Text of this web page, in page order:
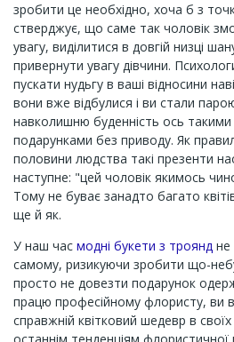
зробити це необхідно, хоча б з
стверджує, що саме так чоловік
увагу, виділитися в довгій низці
привернути увагу дівчини.
пускати нудьгу в ваші відносини
вони вже відбулися і ви стали
навколишню буденність ось такими
подарунками без приводу. Як
половини людства такі презенти
наступне: "цей чоловік якимось
Тому не буває занадто багато
ще й як.
У наш час модні букети з троянд не
самому, ризикуючи зробити що-
просто не довезти подарунок
працю професійному флористу, ви
справжній квітковий шедевр в